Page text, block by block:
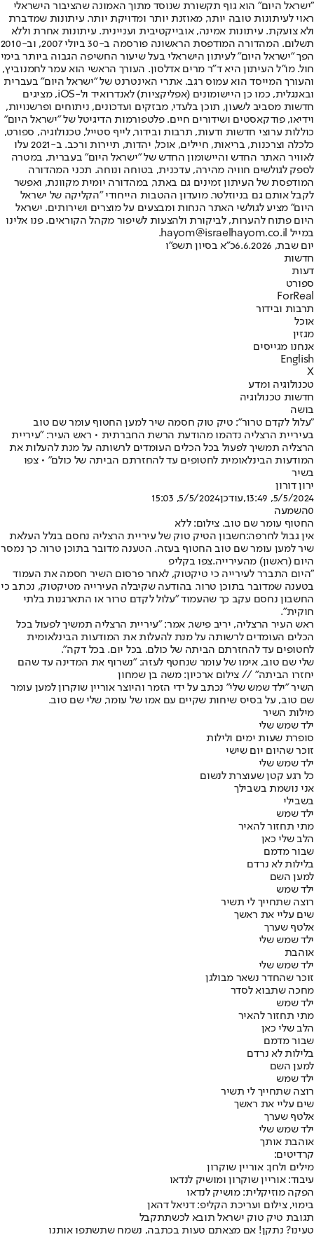
"ישראל היום" הוא גוף תקשורת שנוסד מתוך האמונה שהציבור הישראלי
ראוי לעיתונות טובה יותר, מאוזנת יותר ומדויקת יותר. עיתונות שמדברת
ולא צועקת. עיתונות אמינה, אובייקטיבית ועניינית. עיתונות אחרת וללא
תשלום. המהדורה המודפסת הראשונה פורסמה ב-30 ביולי 2007, וב-2010
הפך "ישראל היום" לעיתון הישראלי בעל שיעור החשיפה הגבוה ביותר בימי
חול. מו"ל העיתון היא ד"ר מרים אדלסון. העורך הראשי הוא עמר לחמנוביץ,
והעורך המייסד הוא עמוס רגב. אתרי האינטרנט של "ישראל היום" בעברית
ובאנגלית, כמו כן היישומונים (אפליקציות) לאנדרואיד ול-iOS, מציגים
חדשות מסביב לשעון, תוכן בלעדי, מבזקים ועדכונים, ניתוחים ופרשנויות,
וידיאו, פודקאסטים ושידורים חיים. פלטפורמות הדיגיטל של "ישראל היום"
כוללות ערוצי חדשות ודעות, תרבות ובידור, לייף סטייל, טכנולוגיה, ספורט,
כלכלה וצרכנות, בריאות, חיילים, אוכל, יהדות, תיירות ורכב. ב-2021 עלו
לאוויר האתר החדש והיישומון החדש של "ישראל היום" בעברית, במטרה
לספק לגולשים חוויה מהירה, עדכנית, בטוחה ונוחה. תכני המהדורה
המודפסת של העיתון זמינים גם באתר, במהדורה יומית מקוונת, ואפשר
לקבל אותם גם בניוזלטר. מועדון ההטבות הייחודי "הקליקה של ישראל
היום" מציע לגולשי האתר הנחות ומבצעים על מוצרים ושירותים. ישראל
היום פתוח להערות, לביקורת ולהצעות לשיפור מקהל הקוראים. פנו אלינו
במייל hayom@israelhayom.co.il.
יום שבת, 6.6.2026
כ"א בסיון תשפ"ו
חדשות
דעות
ספורט
ForReal
תרבות ובידור
אוכל
מגזין
אנחנו מגייסים
English
X
טכנולוגיה ומדע
חדשות טכנולוגיה
בושה
"עלול לקדם טרור": טיק טוק חסמה שיר למען החטוף עומר שם טוב
בעיריית הרצליה נדהמו מהודעת הרשת החברתית • ראש העיר: "עיריית
הרצליה תמשיך לפעול בכל הכלים העומדים לרשותה על מנת להעלות את
המודעות הבינלאומית לחטופים עד להחזרתם הביתה של כולם" • צפו
בשיר
ירון דורון
5/5/2024, 13:49
,עודכן5/5/2024, 15:03
0השמעה
החטוף עומר שם טוב. צילום: ללא
אין גבול לחרפה:חשבון הטיק טוק של עיריית הרצליה נחסם בגלל העלאת
שיר למען עומר שם טוב החטוף בעזה. הטענה מדובר בתוכן טרור. כך נמסר
היום (ראשון) מהעירייה.צפו בקליפ
"היום התברר לעירייה כי טיקטוק, לאחר פרסום השיר חסמה את העמוד
בטענה שמדובר בתוכן טרור. בהודעה שקיבלה העירייה מטיקטוק, נכתב כי
החשבון נחסם עקב כך שהעמוד "עלול לקדם טרור או התארגנות בלתי
חוקית".
ראש העיר הרצליה, יריב פישר, אמר: "עיריית הרצליה תמשיך לפעול בכל
הכלים העומדים לרשותה על מנת להעלות את המודעות הבינלאומית
לחטופים עד להחזרתם הביתה של כולם. בכל יום. בכל דקה".
שלי שם טוב, אימו של עומר שנחטף לעזה: "נשרוף את המדינה עד שהם
יחזרו הביתה" // צילום ארכיון: משה בן שמחון
השיר "ילד שמש שלי" נכתב על ידי הזמר והיוצר אוריין שוקרון למען עומר
שם טוב, על בסיס שיחות שקיים עם אמו של עומר, שלי שם טוב.
מילות השיר
ילד שמש שלי
סופרת שעות ימים ולילות
זוכר שהיום יום שישי
ילד שמש שלי
כל רגע קטן שעוצרת לנשום
אני נושמת בשבילך
בשבילי
ילד שמש
מתי תחזור להאיר
הלב שלי כאן
שבור מדמם
בלילות לא נרדם
למען השם
ילד שמש
רוצה שתחייך לי תשיר
שים עליי את ראשך
אלטף שערך
ילד שמש שלי
אוהבת
ילד שמש שלי
זוכר שהחדר נשאר מבולגן
מחכה שתבוא לסדר
ילד שמש
מתי תחזור להאיר
הלב שלי כאן
שבור מדמם
בלילות לא נרדם
למען השם
ילד שמש
רוצה שתחייך לי תשיר
שים עליי את ראשך
אלטף שערך
ילד שמש שלי
אוהבת אותך
קרדיטים:
מילים ולחן: אוריין שוקרון
עיבוד: אוריין שוקרון ומושיק לנדאו
הפקה מוזיקלית: מושיק לנדאו
בימוי, צילום ועריכת הקליפ: דניאל דהאן
תגובת טיק טוק ישראל תובא לכשתתקבל
טעינו? נתקן! אם מצאתם טעות בכתבה, נשמח שתשתפו אותנו